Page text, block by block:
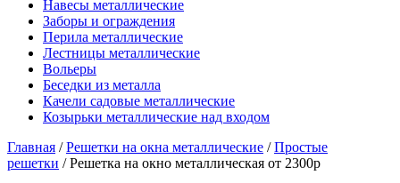
Навесы металлические
Заборы и ограждения
Перила металлические
Лестницы металлические
Вольеры
Беседки из металла
Качели садовые металлические
Козырьки металлические над входом
Главная /Решетки на окна металлические /Простые
решетки / Решетка на окно металлическая от 2300р